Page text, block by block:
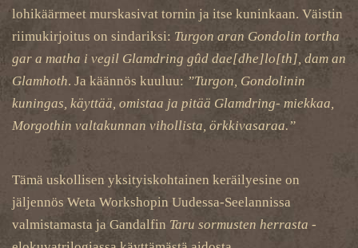
lohikäärmeet murskasivat tornin ja itse kuninkaan. Väistin
riimukirjoitus on sindariksi: Turgon aran Gondolin tortha
gar a matha i vegil Glamdring gûd dae[dhe]lo[th], dam an
Glamhoth. Ja käännös kuuluu: ”Turgon, Gondolinin
kuningas, käyttää, omistaa ja pitää Glamdring- miekkaa,
Morgothin valtakunnan vihollista, örkkivasaraa.”
Tämä uskollisen yksityiskohtainen keräilyesine on
jäljennös Weta Workshopin Uudessa-Seelannissa
valmistamasta ja Gandalfin Taru sormusten herrasta -